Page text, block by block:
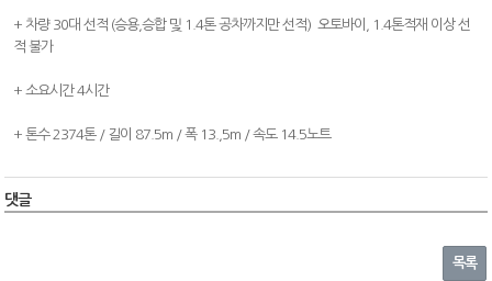
+ 차량 30대 선적 (승용,승합 및 1.4톤 공차까지만 선적) 오토바이, 1.4톤적재 이상 선
적 불가
+ 소요시간 4시간
+ 톤수 2374톤 / 길이 87.5m / 폭 13.,5m / 속도 14.5노트
댓글
목록